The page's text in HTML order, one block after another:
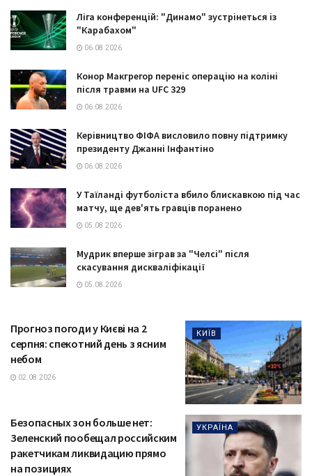
Ліга конференцій: "Динамо" зустрінеться із
"Карабахом"
06.08.2026
Конор Макгрегор переніс операцію на коліні
після травми на UFC 329
06.08.2026
Керівництво ФІФА висловило повну підтримку
президенту Джанні Інфантіно
06.08.2026
У Таїланді футболіста вбило блискавкою під час
матчу, ще дев'ять гравців поранено
05.08.2026
Мудрик вперше зіграв за "Челсі" після
скасування дискваліфікації
05.08.2026
КИЇВ
Прогноз погоди у Києві на 2
серпня: спекотний день з ясним
небом
02.08.2026
УКРАЇНА
Безопасных зон больше нет:
Зеленский пообещал российским
ракетчикам ликвидацию прямо
на позициях